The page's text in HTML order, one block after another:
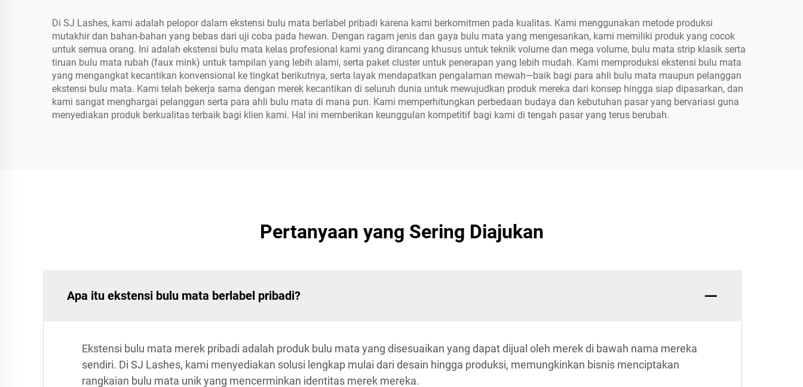
Kustom dan Label
Pribadi, OEM/ODM
Di SJ Lashes, kami adalah pelopor dalam ekstensi bulu mata berlabel pribadi karena kami berkomitmen pada kualitas. Kami menggunakan metode produksi
mutakhir dan bahan-bahan yang bebas dari uji coba pada hewan. Dengan ragam jenis dan gaya bulu mata yang mengesankan, kami memiliki produk yang cocok
untuk semua orang. Ini adalah ekstensi bulu mata kelas profesional kami yang dirancang khusus untuk teknik volume dan mega volume, bulu mata strip klasik serta
tiruan bulu mata rubah (faux mink) untuk tampilan yang lebih alami, serta paket cluster untuk penerapan yang lebih mudah. Kami memproduksi ekstensi bulu mata
yang mengangkat kecantikan konvensional ke tingkat berikutnya, serta layak mendapatkan pengalaman mewah—baik bagi para ahli bulu mata maupun pelanggan
ekstensi bulu mata. Kami telah bekerja sama dengan merek kecantikan di seluruh dunia untuk mewujudkan produk mereka dari konsep hingga siap dipasarkan, dan
kami sangat menghargai pelanggan serta para ahli bulu mata di mana pun. Kami memperhitungkan perbedaan budaya dan kebutuhan pasar yang bervariasi guna
menyediakan produk berkualitas terbaik bagi klien kami. Hal ini memberikan keunggulan kompetitif bagi kami di tengah pasar yang terus berubah.
Pertanyaan yang Sering Diajukan
Apa itu ekstensi bulu mata berlabel pribadi?
Ekstensi bulu mata merek pribadi adalah produk bulu mata yang disesuaikan yang dapat dijual oleh merek di bawah nama mereka
sendiri. Di SJ Lashes, kami menyediakan solusi lengkap mulai dari desain hingga produksi, memungkinkan bisnis menciptakan
rangkaian bulu mata unik yang mencerminkan identitas merek mereka.